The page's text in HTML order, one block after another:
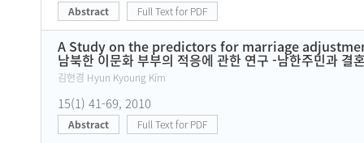
Abstract Full Text for PDF
A Study on the predictors for marriage
남북한 이문화 부부의 적응에 관한 연구 -남한주민과
김현경 Hyun Kyoung Kim
15(1) 41-69, 2010
Abstract Full Text for PDF